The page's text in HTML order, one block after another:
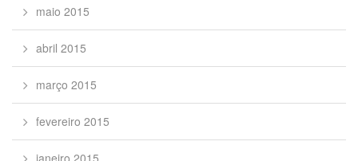
maio 2015
abril 2015
março 2015
fevereiro 2015
janeiro 2015